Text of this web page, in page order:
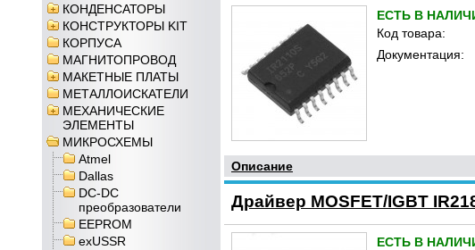
КОНДЕНСАТОРЫ
КОНСТРУКТОРЫ KIT
КОРПУСА
МАГНИТОПРОВОД
МАКЕТНЫЕ ПЛАТЫ
МЕТАЛЛОИСКАТЕЛИ
МЕХАНИЧЕСКИЕ
ЭЛЕМЕНТЫ
МИКРОСХЕМЫ
Atmel
Dallas
DC-DC
преобразователи
EEPROM
exUSSR
ЕСТЬ В
Код товара:
Документация:
Описание
Драйвер MOSFET/IGBT
ЕСТЬ В